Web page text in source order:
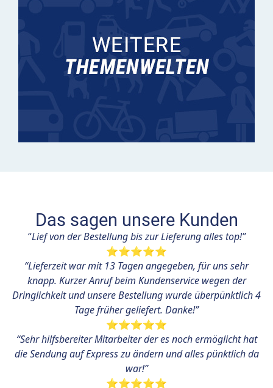
Das sagen unsere Kunden
“Lief von der Bestellung bis zur Lieferung alles top!”
⭐⭐⭐⭐⭐
“Lieferzeit war mit 13 Tagen angegeben, für uns sehr
knapp. Kurzer Anruf beim Kundenservice wegen der
Dringlichkeit und unsere Bestellung wurde überpünktlich 4
Tage früher geliefert. Danke!”
⭐⭐⭐⭐⭐
“Sehr hilfsbereiter Mitarbeiter der es noch ermöglicht hat
die Sendung auf Express zu ändern und alles pünktlich da
war!”
⭐⭐⭐⭐⭐